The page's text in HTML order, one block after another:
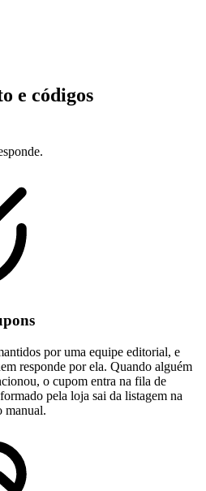
e códigos
por uma equipe editorial, e
responde por ela. Quando alguém
o cupom entra na fila de
pela loja sai da listagem na
manual.